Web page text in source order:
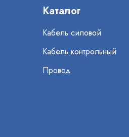
Каталог
Кабель силовой
Кабель контрольный
Провод